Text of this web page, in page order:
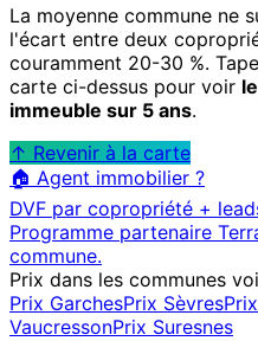
La moyenne commune ne
l'écart entre deux
couramment 20-30 %.
carte ci-dessus pour voir
immeuble sur 5 ans.
↑ Revenir à la carte
🏠 Agent immobilier ?
DVF par copropriété +
Programme partenaire
commune.
Prix dans les communes
Prix GarchesPrix SèvresPrix
VaucressonPrix Suresnes